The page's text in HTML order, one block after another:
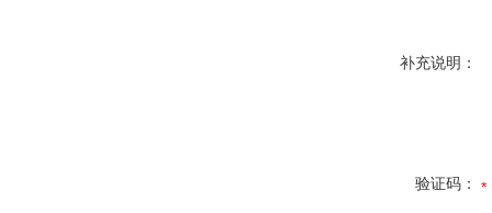
补充说明：
验证码：